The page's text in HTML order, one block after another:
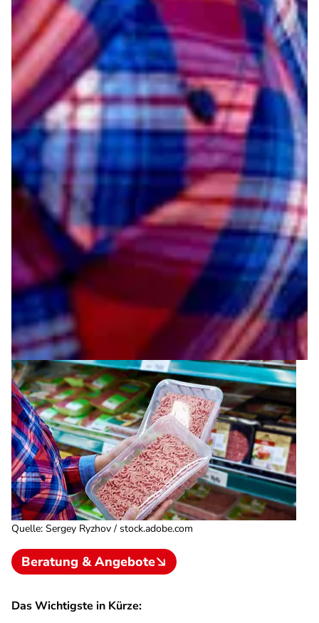
Quelle: Sergey Ryzhov / stock.adobe.com
Beratung & Angebote
Das Wichtigste in Kürze: